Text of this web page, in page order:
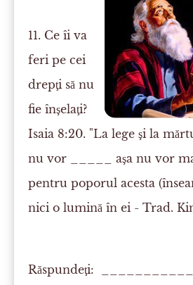
11. Ce îi va
feri pe cei
drepţi să nu
fie înşelaţi?
Isaia 8:20. "La lege şi la
nu vor _____aşa nu vor
pentru poporul acesta
nici o lumină în ei - Trad.
Răspundeţi: